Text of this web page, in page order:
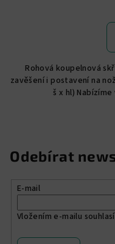
Rohová koupelnová
zavěšení i postavení na
š x hl)
Odebírat
E-mail
Vložením e-mailu